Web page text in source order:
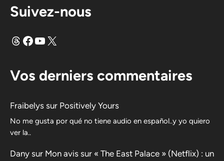
Suivez-nous
FilsFacebook
YouTube
X
Vos derniers commentaires
Fraibelys sur Positively Yours
No me gusta por qué no tiene audio en español..y yo quiero
ver la..
Dany sur Mon avis sur « The East Palace » (Netflix) : un